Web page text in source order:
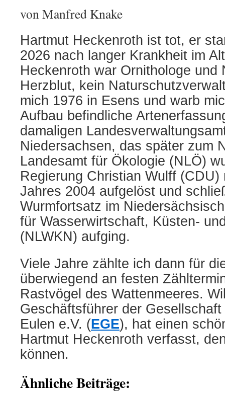
von Manfred Knake
Hartmut Heckenroth ist tot, er
2026 nach langer Krankheit im
Heckenroth war Ornithologe und
Herzblut, kein
mich 1976 in Esens und warb
Aufbau befindliche
damaligen
Niedersachsen, das später zum
Landesamt für Ökologie (NLÖ)
Regierung Christian Wulff (CDU)
Jahres 2004 aufgelöst und
Wurmfortsatz im
für Wasserwirtschaft, Küsten-
(NLWKN) aufging.
Viele Jahre zählte ich dann für
überwiegend an festen
Rastvögel des Wattenmeeres.
Geschäftsführer der
Eulen e.V. (EGE), hat einen
Hartmut Heckenroth verfasst,
können.
Ähnliche Beiträge: